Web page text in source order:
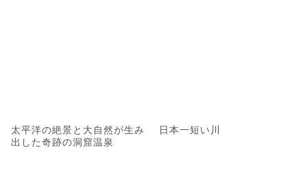
太平洋の絶景と大自然が生み
出した奇跡の洞窟温泉
日本一短い川